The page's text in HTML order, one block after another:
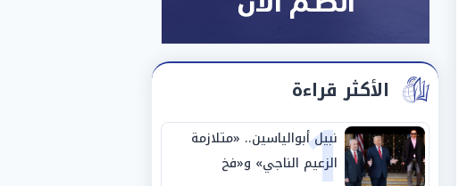
الأكثر قراءة
1
نبيل أبوالياسين.. «متلازمة
الزعيم الناجي» و«فخ